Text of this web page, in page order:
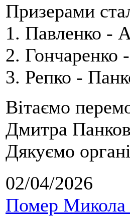
Призерами
1. Павленко -
2. Гончаренко
3. Репко -
Вітаємо
Дмитра
Дякуємо
02/04/2026
Помер Микола